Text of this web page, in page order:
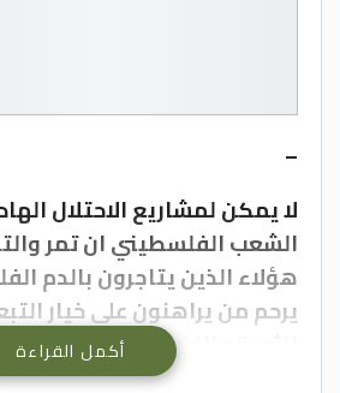
–
لا يمكن لمشاريع الاحتلال
الشعب الفلسطيني ان تمر
هؤلاء الذين يتاجرون بالدم
يرحم من يراهنون على خيار
للثورة والنضال الفلسطيني،
أن يفكر في القفز عن نضال
أكمل القراءة